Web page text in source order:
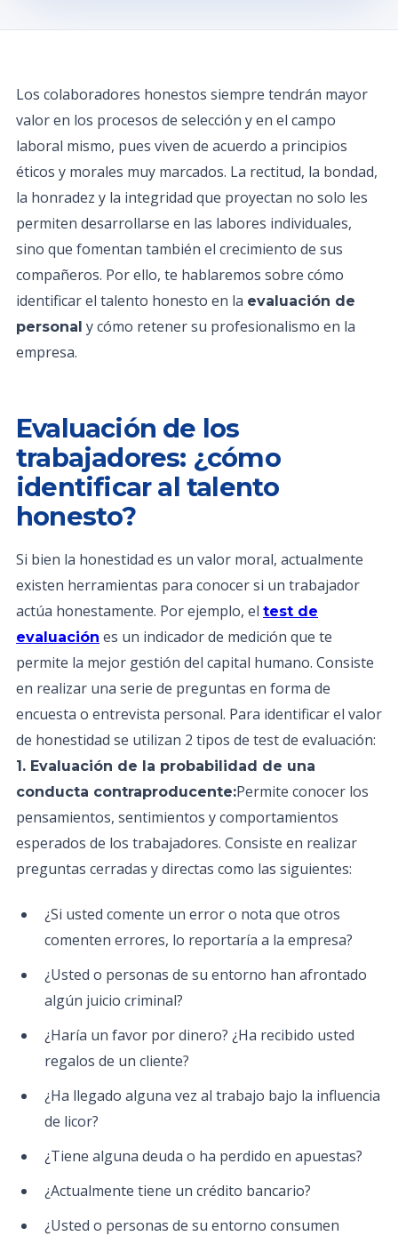
Los colaboradores honestos siempre tendrán mayor
valor en los procesos de selección y en el campo
laboral mismo, pues viven de acuerdo a principios
éticos y morales muy marcados. La rectitud, la bondad,
la honradez y la integridad que proyectan no solo les
permiten desarrollarse en las labores individuales,
sino que fomentan también el crecimiento de sus
compañeros. Por ello, te hablaremos sobre cómo
identificar el talento honesto en la evaluación de
personal y cómo retener su profesionalismo en la
empresa.
Evaluación de los
trabajadores: ¿cómo
identificar al talento
honesto?
Si bien la honestidad es un valor moral, actualmente
existen herramientas para conocer si un trabajador
actúa honestamente. Por ejemplo, el test de
evaluación es un indicador de medición que te
permite la mejor gestión del capital humano. Consiste
en realizar una serie de preguntas en forma de
encuesta o entrevista personal. Para identificar el valor
de honestidad se utilizan 2 tipos de test de evaluación:
1. Evaluación de la probabilidad de una
conducta contraproducente:Permite conocer los
pensamientos, sentimientos y comportamientos
esperados de los trabajadores. Consiste en realizar
preguntas cerradas y directas como las siguientes:
¿Si usted comente un error o nota que otros
comenten errores, lo reportaría a la empresa?
¿Usted o personas de su entorno han afrontado
algún juicio criminal?
¿Haría un favor por dinero? ¿Ha recibido usted
regalos de un cliente?
¿Ha llegado alguna vez al trabajo bajo la influencia
de licor?
¿Tiene alguna deuda o ha perdido en apuestas?
¿Actualmente tiene un crédito bancario?
¿Usted o personas de su entorno consumen